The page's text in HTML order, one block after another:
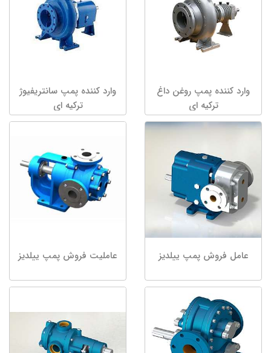
وارد کننده پمپ روغن داغ
ترکیه ای
وارد کننده پمپ سانتریفیوژ
ترکیه ای
عامل فروش پمپ ییلدیز عاملیت فروش پمپ ییلدیز